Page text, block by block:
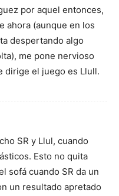
por aquel entonces,
ahora (aunque en los
despertando algo
me pone nervioso
dirige el juego es Llull.
SR y Llul, cuando
Esto no quita
sofá cuando SR da un
un resultado apretado